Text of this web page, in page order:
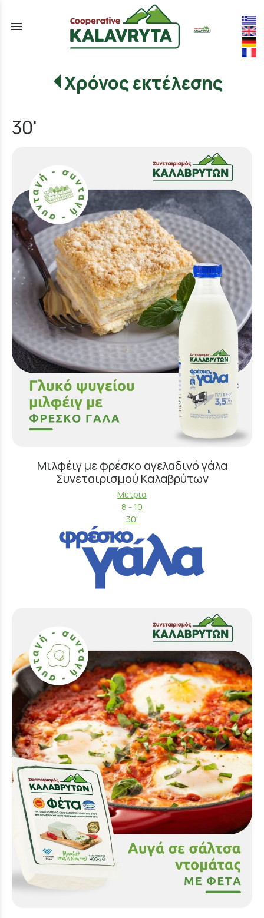
menu
Χρόνος εκτέλεσης
30'
Μιλφέιγ με φρέσκο αγελαδινό γάλα
Συνεταιρισμού Καλαβρύτων
Μέτρια
8 - 10
30'